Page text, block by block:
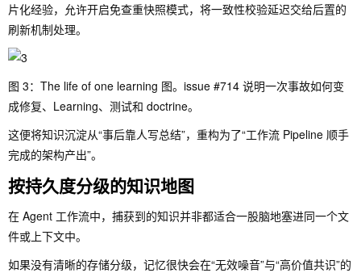
片化经验，允许开启免查重快照模式，将一致性校验延迟交给后置的
刷新机制处理。
图 3：The life of one learning 图。issue #714 说明一次事故如何变
成修复、Learning、测试和 doctrine。
这便将知识沉淀从“事后靠人写总结”，重构为了“工作流 Pipeline 顺手
完成的架构产出”。
按持久度分级的知识地图
在 Agent 工作流中，捕获到的知识并非都适合一股脑地塞进同一个文
件或上下文中。
如果没有清晰的存储分级，记忆很快会在“无效噪音”与“高价值共识”的